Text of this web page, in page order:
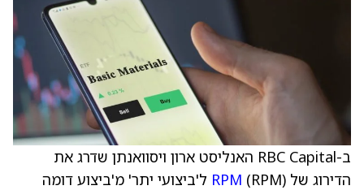
ב-RBC Capital האנליסט ארון ויסוואנתן שדרג את
הדירוג של
RPM (RPM) ל'ביצועי יתר' מ'ביצוע דומה